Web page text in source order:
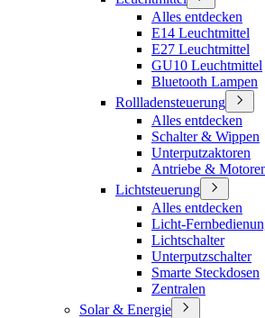
Alles entdecken
E14 Leuchtmittel
E27 Leuchtmittel
GU10 Leuchtmittel
Bluetooth Lampen
Rollladensteuerung
Alles entdecken
Schalter & Wippen
Unterputzaktoren
Antriebe &
Lichtsteuerung
Alles entdecken
Licht-
Lichtschalter
Unterputzschalter
Smarte Steckdosen
Zentralen
Solar & Energie